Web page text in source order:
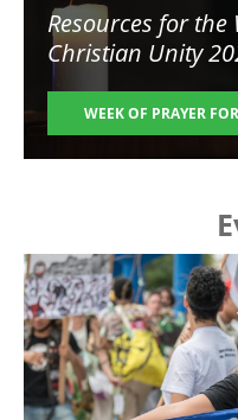
Resources for the
Christian Unity
WEEK OF PRAYER
Image